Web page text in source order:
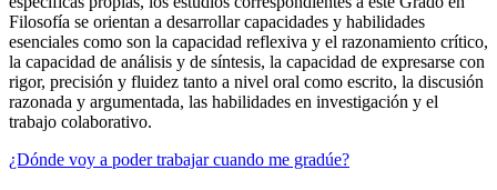
Filosofía se orientan a desarrollar capacidades y habilidades
esenciales como son la capacidad reflexiva y el razonamiento crítico,
la capacidad de análisis y de síntesis, la capacidad de expresarse con
rigor, precisión y fluidez tanto a nivel oral como escrito, la discusión
razonada y argumentada, las habilidades en investigación y el
trabajo colaborativo.
¿Dónde voy a poder trabajar cuando me gradúe?